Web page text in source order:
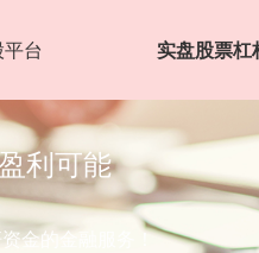
台 实盘股票杠
利可能
金的金融服务！